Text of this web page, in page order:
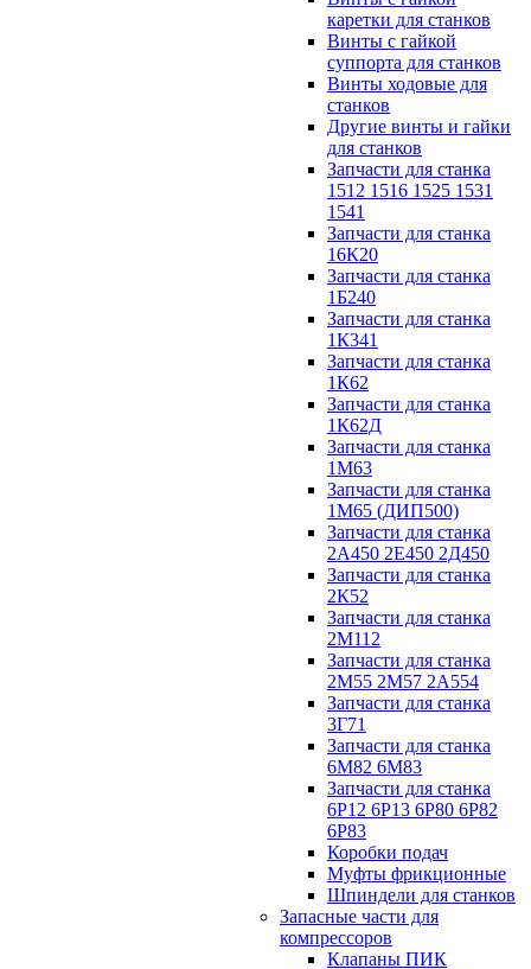
каретки для станков
Винты с гайкой
суппорта для станков
Винты ходовые для
станков
Другие винты и гайки
для станков
Запчасти для станка
1512 1516 1525 1531
1541
Запчасти для станка
16К20
Запчасти для станка
1Б240
Запчасти для станка
1К341
Запчасти для станка
1К62
Запчасти для станка
1К62Д
Запчасти для станка
1М63
Запчасти для станка
1М65 (ДИП500)
Запчасти для станка
2А450 2Е450 2Д450
Запчасти для станка
2К52
Запчасти для станка
2М112
Запчасти для станка
2М55 2М57 2А554
Запчасти для станка
3Г71
Запчасти для станка
6М82 6М83
Запчасти для станка
6Р12 6Р13 6Р80 6Р82
6Р83
Коробки подач
Муфты фрикционные
Шпиндели для станков
Запасные части для
компрессоров
Клапаны ПИК